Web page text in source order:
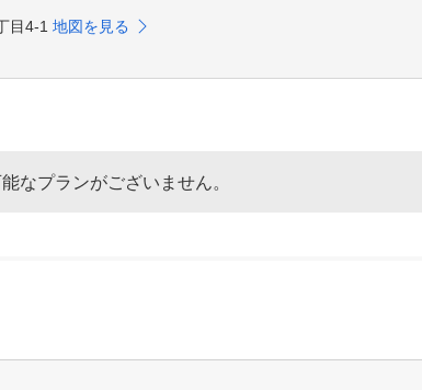
目4-1 地図を見る
なプランがございません。